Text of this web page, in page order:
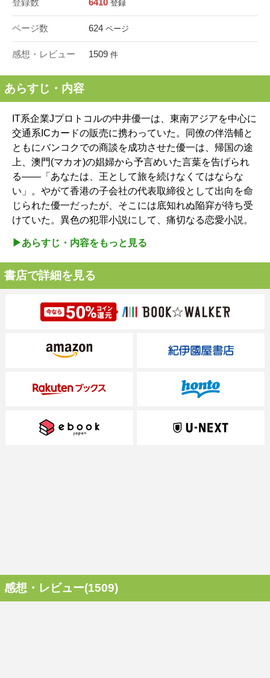
登録数 6410 登録
ページ数 624 ページ
感想・レビュー 1509 件
あらすじ・内容
IT系企業Jプロトコルの中井優一は、東南アジアを中心に
交通系ICカードの販売に携わっていた。同僚の伴浩輔と
ともにバンコクでの商談を成功させた優一は、帰国の途
上、澳門(マカオ)の娼婦から予言めいた言葉を告げられ
る――「あなたは、王として旅を続けなくてはならな
い」。やがて香港の子会社の代表取締役として出向を命
じられた優一だったが、そこには底知れぬ陥穽が待ち受
けていた。異色の犯罪小説にして、痛切なる恋愛小説。
▶︎あらすじ・内容をもっと見る
書店で詳細を見る
感想・レビュー(1509)